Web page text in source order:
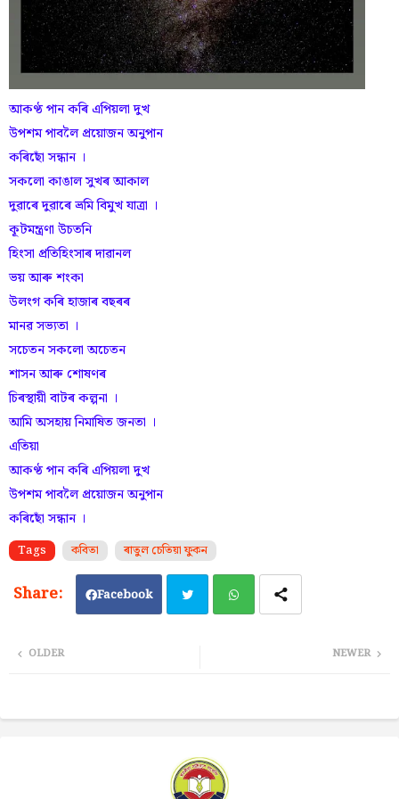
আকণ্ঠ পান কৰি এপিয়লা দুখ
উপশম পাবলৈ প্ৰয়োজন অনুপান
কৰিছোঁ সন্ধান ।
সকলো কাঙাল সুখৰ আকাল
দুৱাৰে দুৱাৰে ভ্ৰমি বিমুখ যাত্ৰা ।
কূটমন্ত্ৰণা উচতনি
হিংসা প্ৰতিহিংসাৰ দাৱানল
ভয় আৰু শংকা
উলংগ কৰি হাজাৰ বছৰৰ
মানৱ সভ্যতা ।
সচেতন সকলো অচেতন
শাসন আৰু শোষণৰ
চিৰস্থায়ী বাটৰ কল্পনা ।
আমি অসহায় নিমাষিত জনতা ।
এতিয়া
আকণ্ঠ পান কৰি এপিয়লা দুখ
উপশম পাবলৈ প্ৰয়োজন অনুপান
কৰিছোঁ সন্ধান ।
Tags কবিতা ৰাতুল চেতিয়া ফুকন
Facebook
ap
NEWER
OLDER